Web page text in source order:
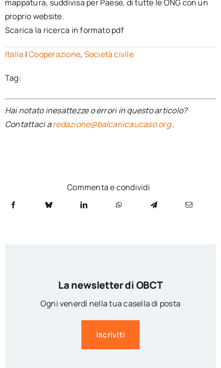
mappatura, suddivisa per Paese, di tutte le ONG con un
proprio website.
Scarica la ricerca in formato pdf
Italia |Cooperazione, Società civile
Tag:
Hai notato inesattezze o errori in questo articolo?
Contattaci aredazione@balcanicaucaso.org.
Commenta e condividi
La newsletter di OBCT
Ogni venerdì nella tua casella di posta
Iscriviti